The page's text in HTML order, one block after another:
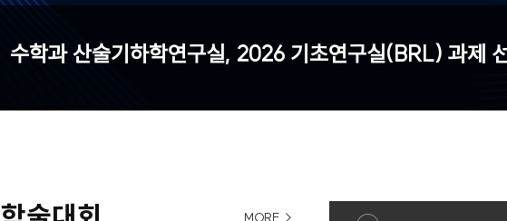
수학과 산술기하학연구실, 2026 기초연구실(BRL) 과제
MORE >